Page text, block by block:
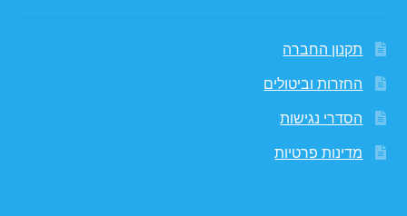
תקנון החברה
החזרות וביטולים
הסדרי נגישות
מדינות פרטיות